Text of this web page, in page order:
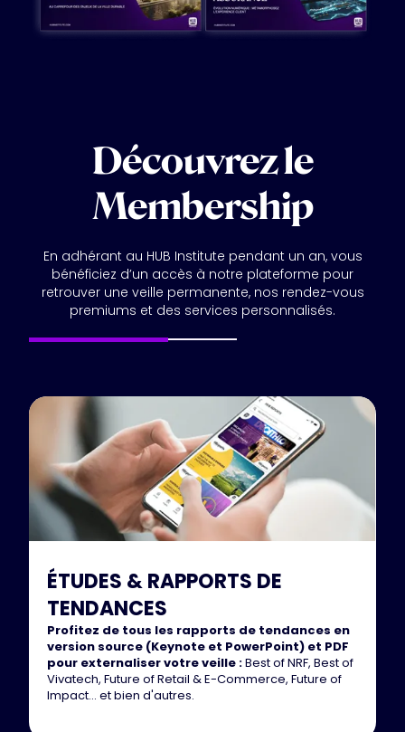
Découvrez le
Membership
En adhérant au HUB Institute pendant un an, vous
bénéficiez d’un accès à notre plateforme pour
retrouver une veille permanente, nos rendez-vous
premiums et des services personnalisés.
ÉTUDES & RAPPORTS DE
TENDANCES
Profitez de tous les rapports de tendances en
version source (Keynote et PowerPoint) et PDF
pour externaliser votre veille :Best of NRF, Best of
Vivatech, Future of Retail & E-Commerce, Future of
Impact... et bien d'autres.